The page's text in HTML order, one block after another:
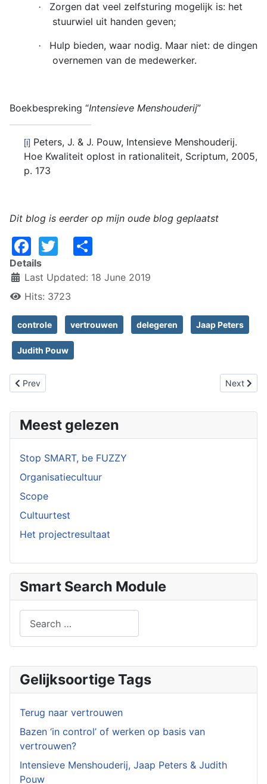
Gelijksoortige Tags
Terug naar vertrouwen
Bazen ‘in control’ of werken op basis van
vertrouwen?
Intensieve Menshouderij, Jaap Peters & Judith
Pouw
·
Zorgen dat veel zelfsturing mogelijk is: het
stuurwiel uit handen geven;
·
Hulp bieden, waar nodig. Maar niet: de dingen
overnemen van de medewerker.
Boekbespreking “Intensieve Menshouderij”
[i] Peters, J. & J. Pouw, Intensieve Menshouderij.
Hoe Kwaliteit oplost in rationaliteit, Scriptum, 2005,
p. 173
Dit blog is eerder op mijn oude blog geplaatst
Facebook
Twitter
Details
Last Updated: 18 June 2019
Hits: 3723
controle vertrouwen delegeren Jaap Peters
Judith Pouw
Previous article: De wet van de stimulerende wanorde (A
Prev Next
Next
Meest gelezen
Stop SMART, be FUZZY
Organisatiecultuur
Scope
Cultuurtest
Het projectresultaat
Smart Search Module
Type 2 or more characters for results.